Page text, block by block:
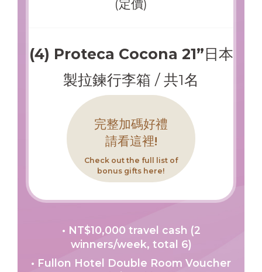
(定價)
(4) Proteca Cocona 21”日本
製拉鍊行李箱 / 共1名
完整加碼好禮
請看這裡!
Check out the full list of
bonus gifts here!
• NT$10,000 travel cash (2
winners/week, total 6)
• Fullon Hotel Double Room Voucher